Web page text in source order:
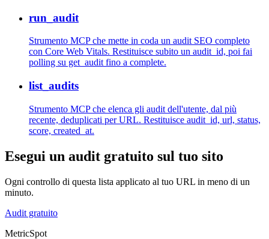
run_audit
Strumento MCP che mette in coda un audit SEO completo
con Core Web Vitals. Restituisce subito un audit_id, poi fai
polling su get_audit fino a complete.
list_audits
Strumento MCP che elenca gli audit dell'utente, dal più
recente, deduplicati per URL. Restituisce audit_id, url, status,
score, created_at.
Esegui un audit gratuito sul tuo sito
Ogni controllo di questa lista applicato al tuo URL in meno di un
minuto.
Audit gratuito
MetricSpot